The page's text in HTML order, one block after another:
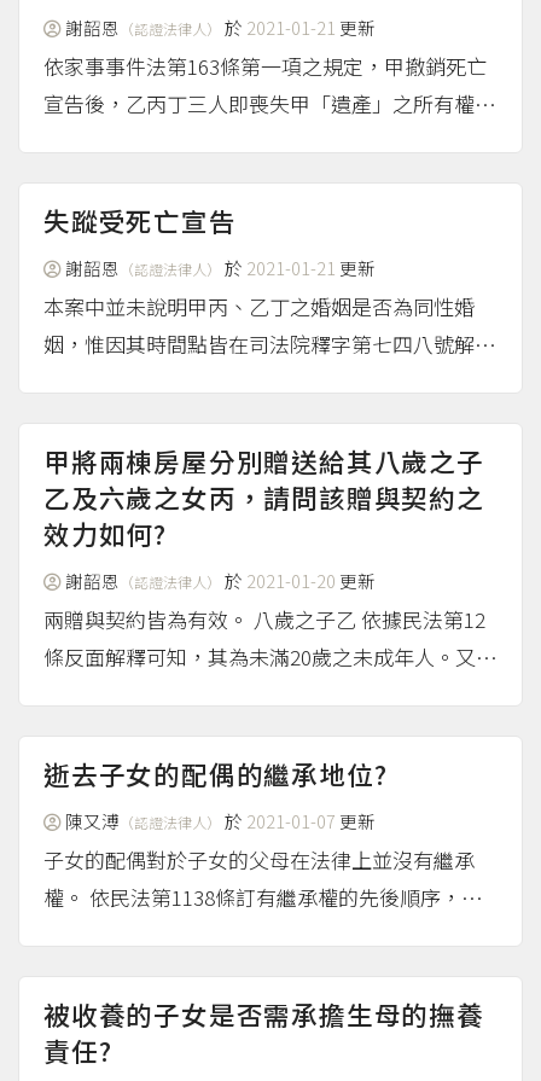
謝韶恩 （認證法律人） 於 2021-01-21 更新
依家事事件法第163條第一項之規定，甲撤銷死亡
宣告後，乙丙丁三人即喪失甲「遺產」之所有權，
還。 像是乙繼承甲之500萬，拿100萬支付丙之醫
療費用，僅須償還甲400萬元即可。 註腳 ...
ore...）
失蹤受死亡宣告
謝韶恩 （認證法律人） 於 2021-01-21 更新
本案中並未說明甲丙、乙丁之婚姻是否為同性婚
姻，惟因其時間點皆在司法院釋字第七四八號解釋
民法規定之異性婚姻討論之。 甲丙間、乙丁間婚
姻有效 按本件之事實，甲丙間、乙丁間婚姻為民
法第985條[1...（more...）
甲將兩棟房屋分別贈送給其八歲之子
乙及六歲之女丙，請問該贈與契約之
效力如何?
謝韶恩 （認證法律人） 於 2021-01-20 更新
兩贈與契約皆為有效。 八歲之子乙 依據民法第12
條反面解釋可知，其為未滿20歲之未成年人。又依
年人，有限制行為能力。 而依民法第77條之規
定，限制行為能力人為意思表示及受意思表示，應
得法定代理人...
（more...）
逝去子女的配偶的繼承地位?
陳又溥 （認證法律人） 於 2021-01-07 更新
子女的配偶對於子女的父母在法律上並沒有繼承
權。 依民法第1138條訂有繼承權的先後順序，分
假設甲乙結婚生A，A與B結婚後，A先於甲死亡，
則甲死亡時B與甲為姻親關係（有認為此姻親關係
會因A的死亡而...
被收養的子女是否需承擔生母的撫養
責任?